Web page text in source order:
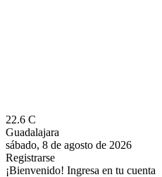
22.6 C
Guadalajara
sábado, 8 de agosto de 2026
Registrarse
¡Bienvenido! Ingresa en tu cuenta